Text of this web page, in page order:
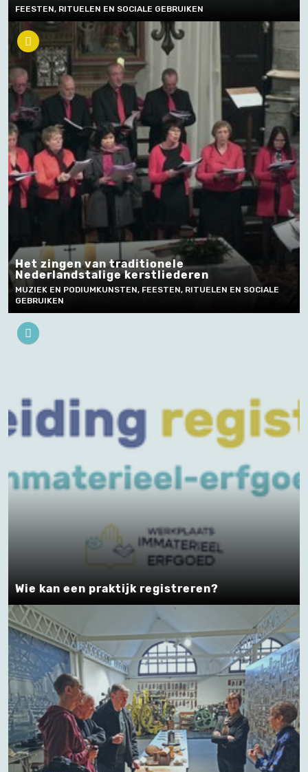
FEESTEN, RITUELEN EN SOCIALE GEBRUIKEN
Het zingen van traditionele
Nederlandstalige kerstliederen
MUZIEK EN PODIUMKUNSTEN, FEESTEN, RITUELEN EN SOCIALE
GEBRUIKEN
Wie kan een praktijk registreren?